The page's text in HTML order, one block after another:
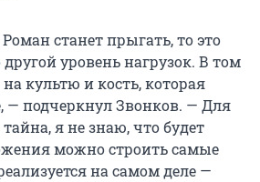
станет прыгать, то это
уровень нагрузок. В том
культю и кость, которая
— подчеркнул Звонков. — Для
я не знаю, что будет
можно строить самые
на самом деле —